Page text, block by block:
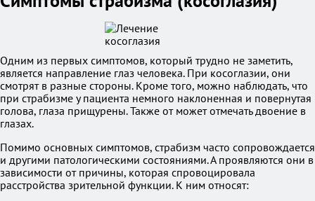
Одним из первых симптомов, который трудно не заметить,
является направление глаз человека. При косоглазии, они
смотрят в разные стороны. Кроме того, можно наблюдать, что
при страбизме у пациента немного наклоненная и повернутая
голова, глаза прищурены. Также от может отмечать двоение в
глазах.
Помимо основных симптомов, страбизм часто сопровождается
и другими патологическими состояниями. А проявляются они в
зависимости от причины, которая спровоцировала
расстройства зрительной функции. К ним относят: